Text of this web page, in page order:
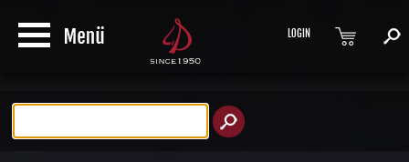
LOGIN